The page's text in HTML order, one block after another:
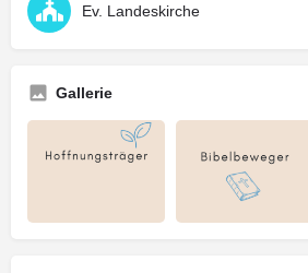
Ev. Landeskirche
Gallerie